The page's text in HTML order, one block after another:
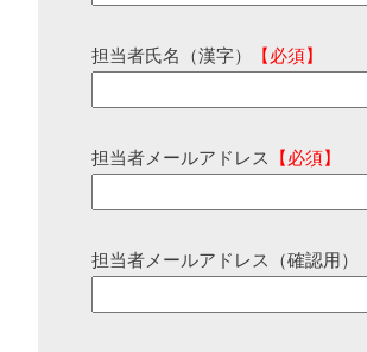
担当者氏名（漢字） 【必須】
担当者メールアドレス 【必須】
担当者メールアドレス（確認用）